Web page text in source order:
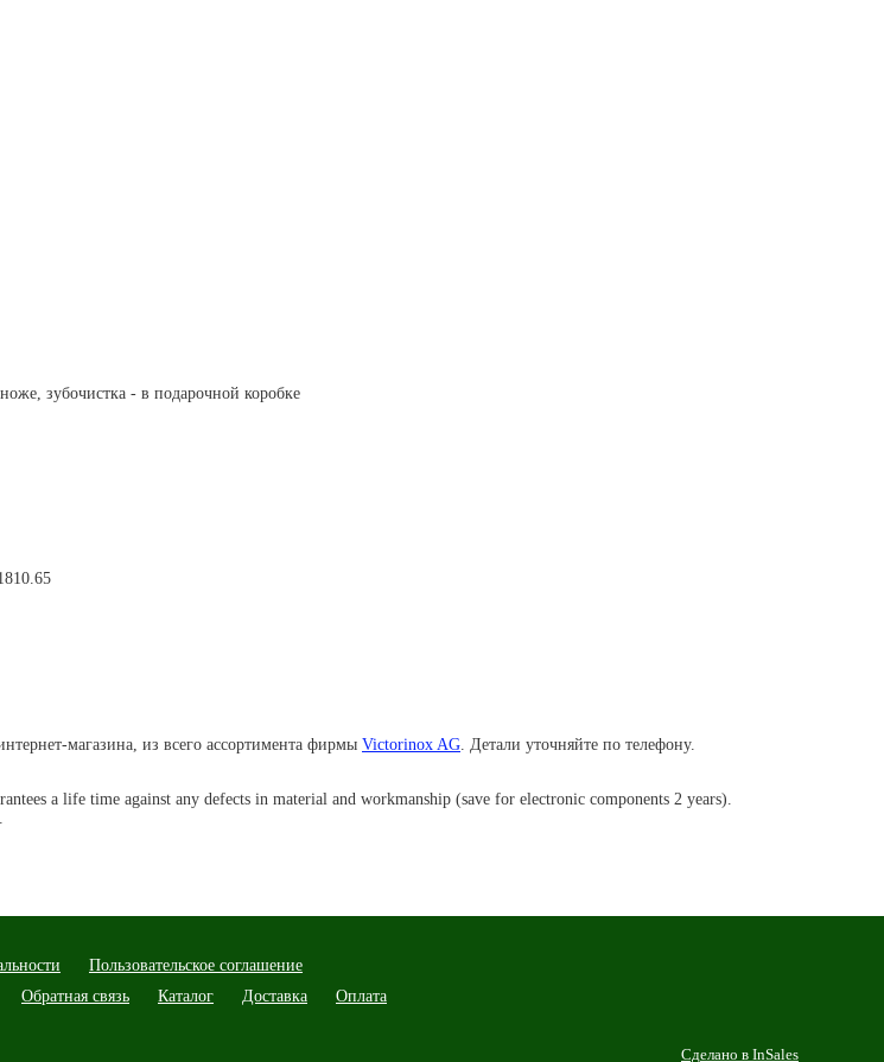
зубочистка - в подарочной коробке
магазина, из всего ассортимента фирмы Victorinox AG . Детали уточняйте по телефону.
a life time against any defects in material and workmanship (save for electronic components 2 years).
Пользовательское соглашение
Обратная связь Каталог Доставка Оплата
Сделано в InSales